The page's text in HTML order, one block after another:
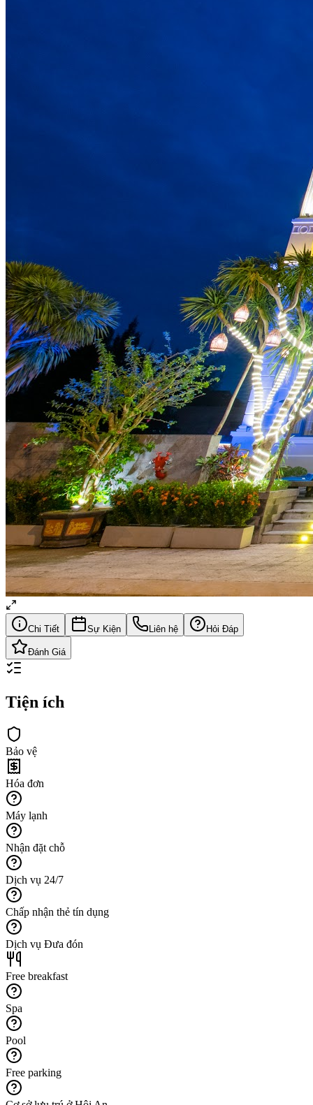
Chi Tiết Sự Kiện Liên hệ Hỏi Đáp
Đánh Giá
Tiện ích
Bảo vệ
Hóa đơn
Máy lạnh
Nhận đặt chỗ
Dịch vụ 24/7
Chấp nhận thẻ tín dụng
Dịch vụ Đưa đón
Free breakfast
Spa
Pool
Free parking